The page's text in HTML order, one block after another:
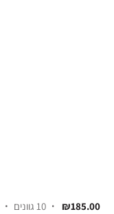
₪185.00 10 גוונים